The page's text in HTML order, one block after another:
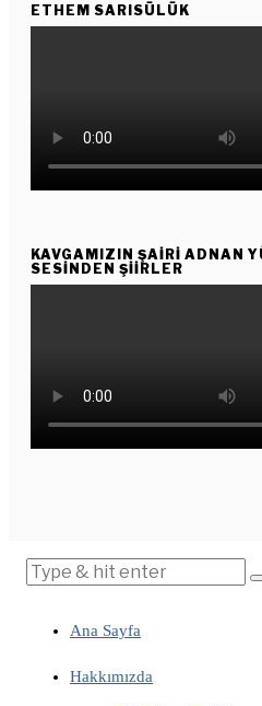
ETHEM SARISÜLÜK
KAVGAMIZIN ŞAIRI ADNAN
SESINDEN ŞIIRLER
Ana Sayfa
Hakkımızda